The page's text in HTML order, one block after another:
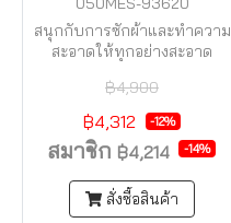
สนุกกับการซักผ้าและทำความ
สะอาดให้ทุกอย่างสะอาด
฿4,900
฿4,312 -12%
สมาชิก ฿4,214 -14%
สั่งซื้อสินค้า